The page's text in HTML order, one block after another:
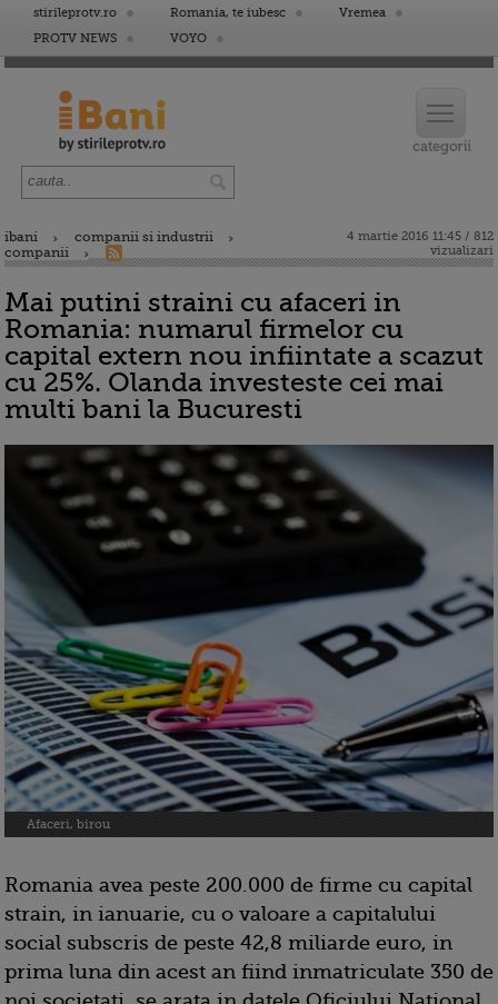
stirileprotv.ro Romania, te iubesc
Vremea
PROTV NEWS
VOYO
ibani
companii si industrii
companii
4 martie 2016 11:45 / 812
vizualizari
Mai putini straini cu afaceri in
Romania: numarul firmelor cu
capital extern nou infiintate a scazut
cu 25%. Olanda investeste cei mai
multi bani la Bucuresti
Afaceri, birou
Romania avea peste 200.000 de firme cu capital
strain, in ianuarie, cu o valoare a capitalului
social subscris de peste 42,8 miliarde euro, in
prima luna din acest an fiind inmatriculate 350 de